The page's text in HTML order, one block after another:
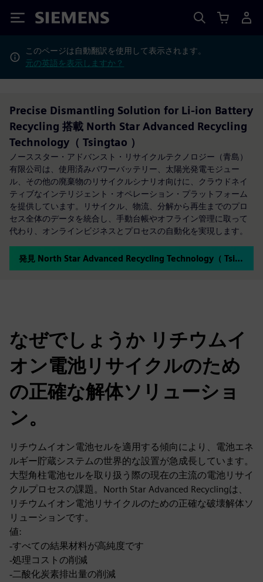
Siemens
このページは自動翻訳を使用して表示されます。
元の英語を表示しますか？
Precise Dismantling Solution for Li-ion Battery
Recycling 搭載 North Star Advanced Recycling
Technology（ Tsingtao ）
ノーススター・アドバンスト・リサイクルテクノロジー（青島）
有限公司は、使用済みパワーバッテリー、太陽光発電モジュー
ル、その他の廃棄物のリサイクルシナリオ向けに、クラウドネイ
ティブなインテリジェント・オペレーション・プラットフォーム
を提供しています。リサイクル、物流、分解から再生までのプロ
セス全体のデータを統合し、手動台帳やオフライン管理に取って
代わり、オンラインビジネスとプロセスの自動化を実現します。
発見 North Star Advanced Recycling Technology（ Tsingtao ）
なぜでしょうか リチウムイ
オン電池リサイクルのため
の正確な解体ソリューショ
ン。
リチウムイオン電池セルを適用する傾向により、電池エネ
ルギー貯蔵システムの世界的な設置が急成長しています。
大型角柱電池セルを取り扱う際の現在の主流の電池リサイ
クルプロセスの課題。North Star Advanced Recyclingは、
リチウムイオン電池リサイクルのための正確な破壊解体ソ
リューションです。
値:
‐すべての結果材料が高純度です
‐処理コストの削減
‐二酸化炭素排出量の削減